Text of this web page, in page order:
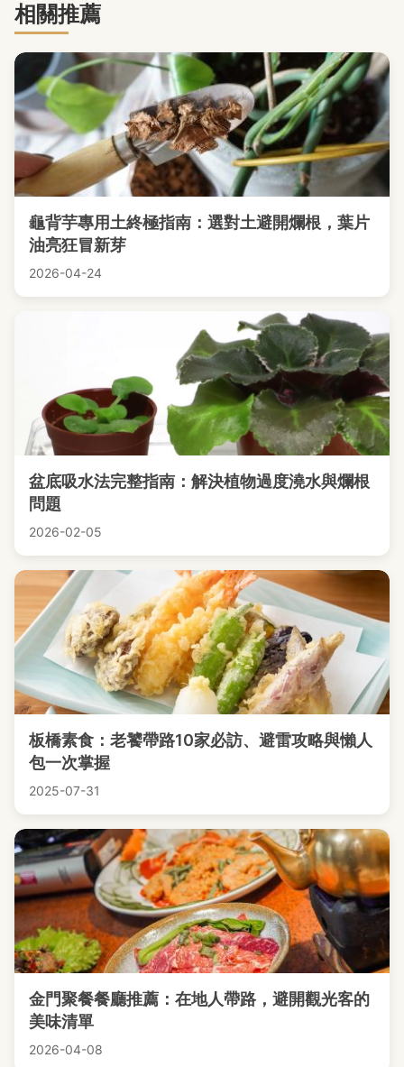
相關推薦
龜背芋專用土終極指南：選對土避開爛根，葉片
油亮狂冒新芽
2026-04-24
盆底吸水法完整指南：解決植物過度澆水與爛根
問題
2026-02-05
板橋素食：老饕帶路10家必訪、避雷攻略與懶人
包一次掌握
2025-07-31
金門聚餐餐廳推薦：在地人帶路，避開觀光客的
美味清單
2026-04-08